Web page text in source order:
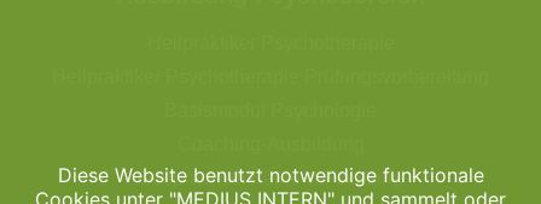
Gesprächstherapie & Focusing
Diese Website benutzt notwendige funktionale
Cookies unter "MEDIUS INTERN" und sammelt oder